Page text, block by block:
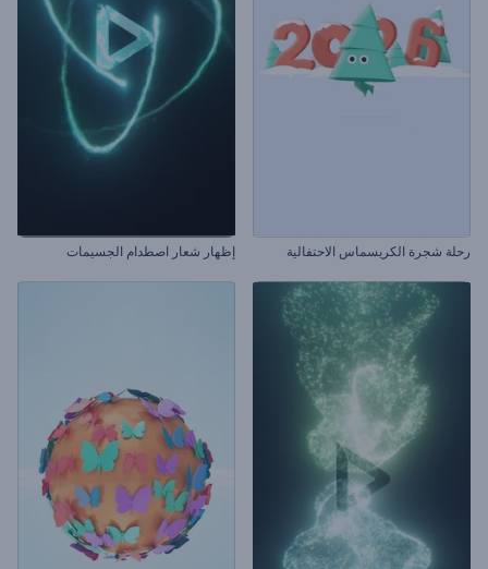
رحلة شجرة الكريسماس الاحتفالية إظهار شعار اصطدام الجسيمات